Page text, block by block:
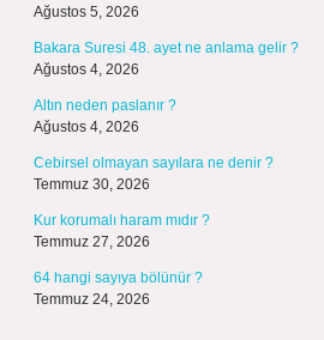
Ağustos 5, 2026
Bakara Suresi 48. ayet ne anlama gelir ?
Ağustos 4, 2026
Altın neden paslanır ?
Ağustos 4, 2026
Cebirsel olmayan sayılara ne denir ?
Temmuz 30, 2026
Kur korumalı haram mıdır ?
Temmuz 27, 2026
64 hangi sayıya bölünür ?
Temmuz 24, 2026